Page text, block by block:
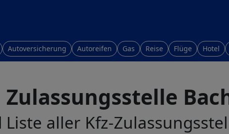
Autoversicherung Autoreifen Gas Reise Flüge Hotel
Zulassungsstelle
Liste aller Kfz-